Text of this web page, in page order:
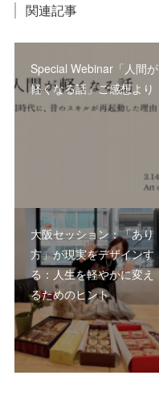
関連記事
Special Webinar「人間が
軽くなる話」ご感想より
大阪セッション：「あり
方」が現実をデザインす
る：人生を軽やかに変え
るためのヒント